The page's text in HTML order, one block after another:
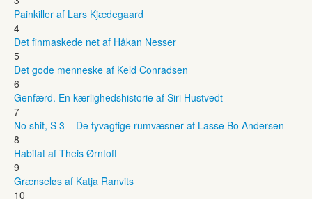
Painkiller af Lars Kjædegaard
4
Det finmaskede net af Håkan Nesser
5
Det gode menneske af Keld Conradsen
6
Genfærd. En kærlighedshistorie af Siri Hustvedt
7
No shit, S 3 – De tyvagtige rumvæsner af Lasse Bo Andersen
8
Habitat af Theis Ørntoft
9
Grænseløs af Katja Ranvits
10